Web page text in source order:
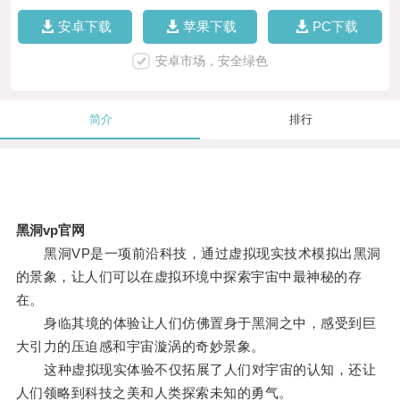
安卓下载 苹果下载 PC下载
安卓市场，安全绿色
简介 排行
黑洞vp官网
黑洞VP是一项前沿科技，通过虚拟现实技术模拟出黑洞
的景象，让人们可以在虚拟环境中探索宇宙中最神秘的存
在。
身临其境的体验让人们仿佛置身于黑洞之中，感受到巨
大引力的压迫感和宇宙漩涡的奇妙景象。
这种虚拟现实体验不仅拓展了人们对宇宙的认知，还让
人们领略到科技之美和人类探索未知的勇气。